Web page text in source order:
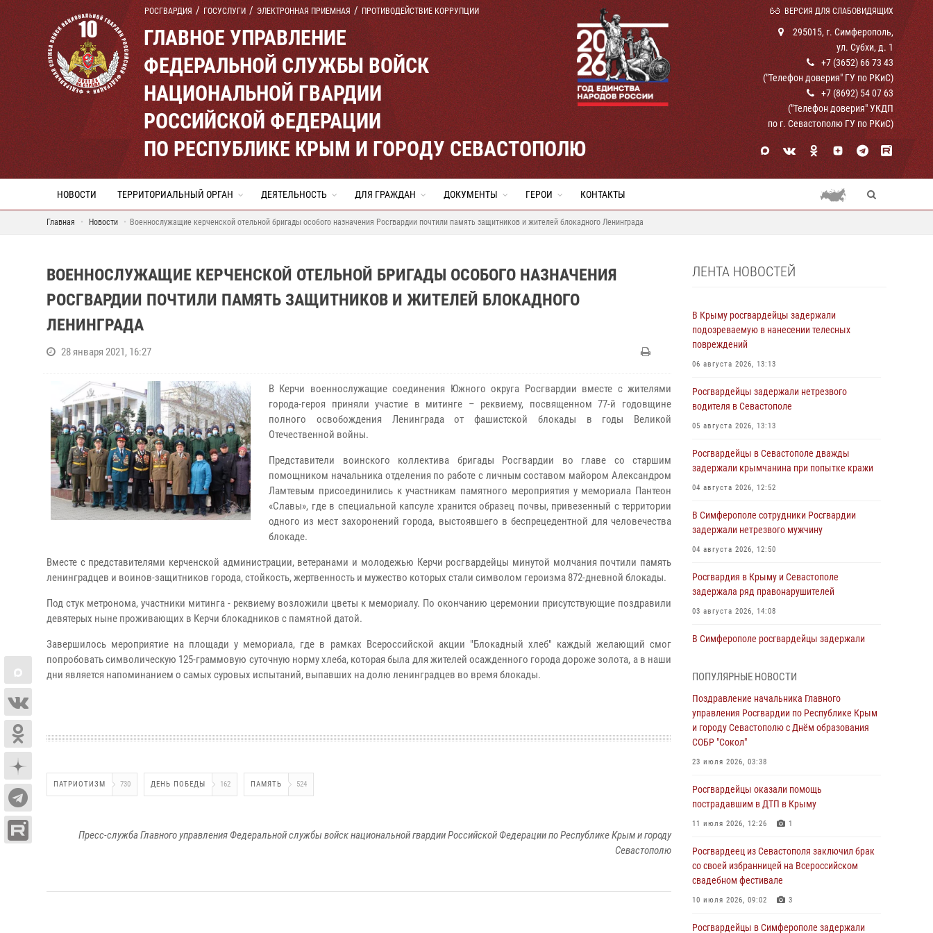
РОСГВАРДИЯ ГОСУСЛУГИ ЭЛЕКТРОННАЯ ПРИЕМНАЯ ПРОТИВОДЕЙСТВИЕ КОРРУПЦИИ ВЕРСИЯ ДЛЯ СЛАБОВИДЯЩИХ
ГЛАВНОЕ УПРАВЛЕНИЕ
ФЕДЕРАЛЬНОЙ СЛУЖБЫ ВОЙСК
НАЦИОНАЛЬНОЙ ГВАРДИИ
РОССИЙСКОЙ ФЕДЕРАЦИИ
ПО РЕСПУБЛИКЕ КРЫМ И ГОРОДУ СЕВАСТОПОЛЮ
295015, г. Симферополь,
ул. Субхи, д. 1
+7 (3652) 66 73 43
("Телефон доверия" ГУ по РКиС)
+7 (8692) 54 07 63
("Телефон доверия" УКДП
по г. Севастополю ГУ по РКиС)
НОВОСТИ ТЕРРИТОРИАЛЬНЫЙ ОРГАН ДЕЯТЕЛЬНОСТЬ ДЛЯ ГРАЖДАН ДОКУМЕНТЫ ГЕРОИ КОНТАКТЫ
Главная Новости Военнослужащие керченской отельной бригады особого назначения Росгвардии почтили память защитников и жителей блокадного Ленинграда
ВОЕННОСЛУЖАЩИЕ КЕРЧЕНСКОЙ ОТЕЛЬНОЙ БРИГАДЫ ОСОБОГО НАЗНАЧЕНИЯ
РОСГВАРДИИ ПОЧТИЛИ ПАМЯТЬ ЗАЩИТНИКОВ И ЖИТЕЛЕЙ БЛОКАДНОГО
ЛЕНИНГРАДА
28 января 2021, 16:27
В Керчи военнослужащие соединения Южного округа Росгвардии вместе с жителями
города-героя приняли участие в митинге – реквиему, посвященном 77-й годовщине
полного освобождения Ленинграда от фашистской блокады в годы Великой
Отечественной войны.
Представители воинского коллектива бригады Росгвардии во главе со старшим
помощником начальника отделения по работе с личным составом майором Александром
Ламтевым присоединились к участникам памятного мероприятия у мемориала Пантеон
«Славы», где в специальной капсуле хранится образец почвы, привезенный с территории
одного из мест захоронений города, выстоявшего в беспрецедентной для человечества
блокаде.
Вместе с представителями керченской администрации, ветеранами и молодежью Керчи росгвардейцы минутой молчания почтили память
ленинградцев и воинов-защитников города, стойкость, жертвенность и мужество которых стали символом героизма 872-дневной блокады.
Под стук метронома, участники митинга - реквиему возложили цветы к мемориалу. По окончанию церемонии присутствующие поздравили
девятерых ныне проживающих в Керчи блокадников с памятной датой.
Завершилось мероприятие на площади у мемориала, где в рамках Всероссийской акции "Блокадный хлеб" каждый желающий смог
попробовать символическую 125-граммовую суточную норму хлеба, которая была для жителей осажденного города дороже золота, а в наши
дни является напоминанием о самых суровых испытаний, выпавших на долю ленинградцев во время блокады.
ПАТРИОТИЗМ 730 ДЕНЬ ПОБЕДЫ 162 ПАМЯТЬ 524
Пресс-служба Главного управления Федеральной службы войск национальной гвардии Российской Федерации по Республике Крым и городу
Севастополю
ЛЕНТА НОВОСТЕЙ
В Крыму росгвардейцы задержали
подозреваемую в нанесении телесных
повреждений
06 августа 2026, 13:13
Росгвардейцы задержали нетрезвого
водителя в Севастополе
05 августа 2026, 13:13
Росгвардейцы в Севастополе дважды
задержали крымчанина при попытке кражи
04 августа 2026, 12:52
В Симферополе сотрудники Росгвардии
задержали нетрезвого мужчину
04 августа 2026, 12:50
Росгвардия в Крыму и Севастополе
задержала ряд правонарушителей
03 августа 2026, 14:08
В Симферополе росгвардейцы задержали
Росгвардейцы оперативно задержали
нарушителя на охраняемом объекте в
Севастополе
30 июля 2026, 12:13
Росгвардейцы Севастополя пресекли
противоправные действия на охраняемом
объекте
Росгвардейцы Крыма и Севастополя
отметили День Крещения Руси
28 июля 2026, 14:18 4
В Симферополе сотрудники Росгвардии
ПОПУЛЯРНЫЕ НОВОСТИ
Поздравление начальника Главного
управления Росгвардии по Республике Крым
и городу Севастополю с Днём образования
СОБР "Сокол"
23 июля 2026, 03:38
Росгвардейцы оказали помощь
пострадавшим в ДТП в Крыму
11 июля 2026, 12:26 1
Росгвардеец из Севастополя заключил брак
со своей избранницей на Всероссийском
свадебном фестивале
10 июля 2026, 09:02 3
Росгвардейцы в Симферополе задержали